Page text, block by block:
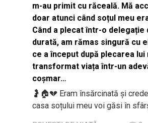
m-au primit cu răceală. Mă
doar atunci când soțul meu
Când a plecat într-o delegație
durată, am rămas singură cu
ce a început după plecarea lui
transformat viața într-un
coșmar…
🤰🏠💔 Eram însărcinată și
casa soțului meu voi găsi în